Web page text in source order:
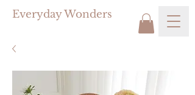
Everyday Wonders